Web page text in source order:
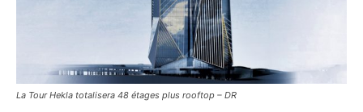
La Tour Hekla totalisera 48 étages plus rooftop – DR